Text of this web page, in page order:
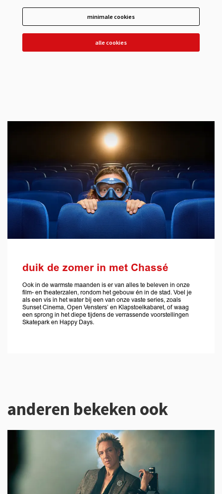
minimale cookies
alle cookies
duik de zomer in met Chassé
Ook in de warmste maanden is er van alles te beleven in onze
film- en theaterzalen, rondom het gebouw én in de stad. Voel je
als een vis in het water bij een van onze vaste series, zoals
Sunset Cinema, Open Vensters’ en Klapstoelkabaret, of waag
een sprong in het diepe tijdens de verrassende voorstellingen
Skatepark en Happy Days.
anderen bekeken ook